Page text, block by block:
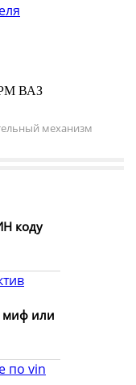
ВАЗ
механизм
коду
миф или